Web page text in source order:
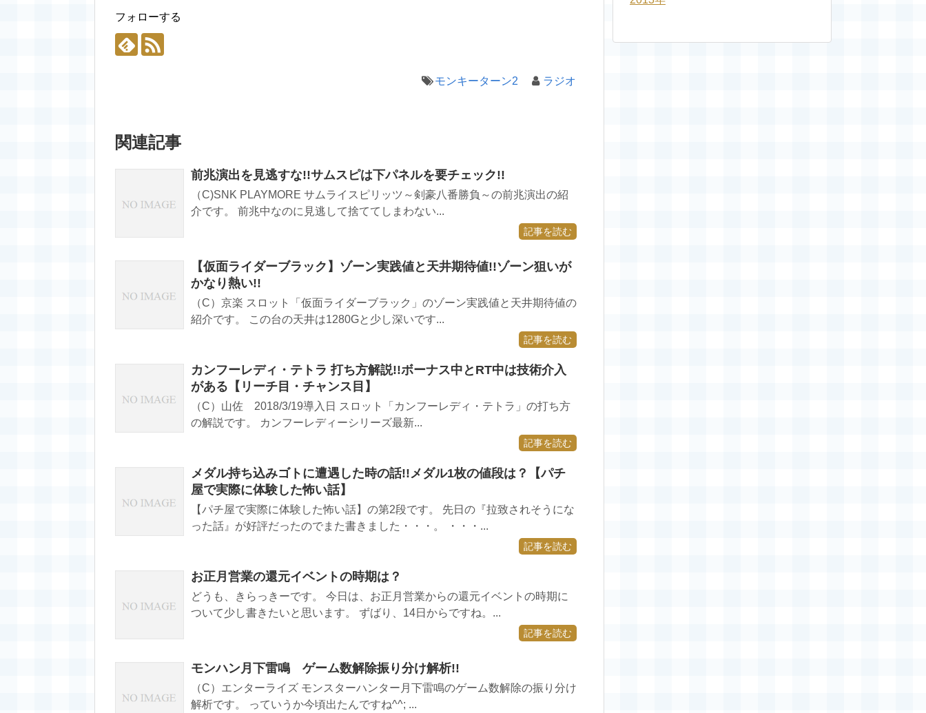
フォローする
モンキーターン2 ラジオ
関連記事
前兆演出を見逃すな!!サムスピは下パネルを要チェック!!
（C)SNK PLAYMORE サムライスピリッツ～剣豪八番勝負～の前兆演出の紹
介です。 前兆中なのに見逃して捨ててしまわない...
記事を読む
【仮面ライダーブラック】ゾーン実践値と天井期待値!!ゾーン狙いが
かなり熱い!!
（C）京楽 スロット「仮面ライダーブラック」のゾーン実践値と天井期待値の
紹介です。 この台の天井は1280Gと少し深いです...
記事を読む
カンフーレディ・テトラ 打ち方解説!!ボーナス中とRT中は技術介入
がある【リーチ目・チャンス目】
（C）山佐 2018/3/19導入日 スロット「カンフーレディ・テトラ」の打ち方
の解説です。 カンフーレディーシリーズ最新...
記事を読む
メダル持ち込みゴトに遭遇した時の話!!メダル1枚の値段は？【パチ
屋で実際に体験した怖い話】
【パチ屋で実際に体験した怖い話】の第2段です。 先日の『拉致されそうにな
った話』が好評だったのでまた書きました・・・。 ・・・...
記事を読む
お正月営業の還元イベントの時期は？
どうも、きらっきーです。 今日は、お正月営業からの還元イベントの時期に
ついて少し書きたいと思います。 ずばり、14日からですね。...
記事を読む
モンハン月下雷鳴 ゲーム数解除振り分け解析!!
（C）エンターライズ モンスターハンター月下雷鳴のゲーム数解除の振り分け
解析です。 っていうか今頃出たんですね^^; ...